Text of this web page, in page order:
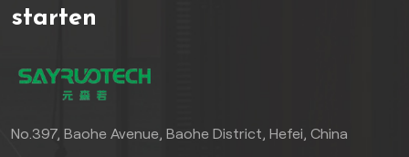
starten
No.397, Baohe Avenue, Baohe District, Hefei, China